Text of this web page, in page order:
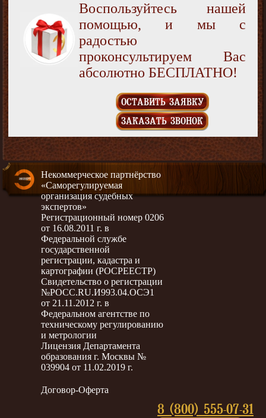
Воспользуйтесь нашей
помощью, и мы с
радостью
проконсультируем Вас
абсолютно БЕСПЛАТНО!
ОСТАВИТЬ ЗАЯВКУ
ЗАКАЗАТЬ ЗВОНОК
Некоммерческое партнёрство
«Саморегулируемая
организация судебных
экспертов»
Регистрационный номер 0206
от 16.08.2011 г. в
Федеральной службе
государственной
регистрации, кадастра и
картографии (РОСРЕЕСТР)
Свидетельство о регистрации
№РОСС.RU.И993.04.ОСЭ1
от 21.11.2012 г. в
Федеральном агентстве по
техническому регулированию
и метрологии
Лицензия Департамента
образования г. Москвы №
039904 от 11.02.2019 г.
Договор-Оферта
8 (800) 555-07-31